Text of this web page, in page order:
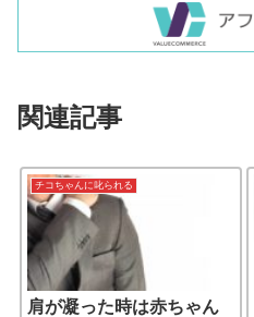
関連記事
チコちゃんに叱られる
肩が凝った時は赤ちゃん